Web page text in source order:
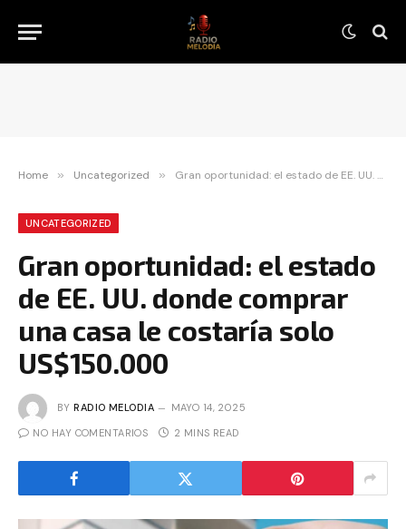
Home » Uncategorized » Gran oportunidad: el estado de EE. UU. donde comprar una casa le costaría solo US$150.000
UNCATEGORIZED
Gran oportunidad: el estado
de EE. UU. donde comprar
una casa le costaría solo
US$150.000
BY RADIO MELODIA MAYO 14, 2025
NO HAY COMENTARIOS 2 MINS READ